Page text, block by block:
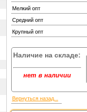
Мелкий опт
Средний опт
Крупный опт
Наличие на складе:
нет в наличии
Вернуться назад...